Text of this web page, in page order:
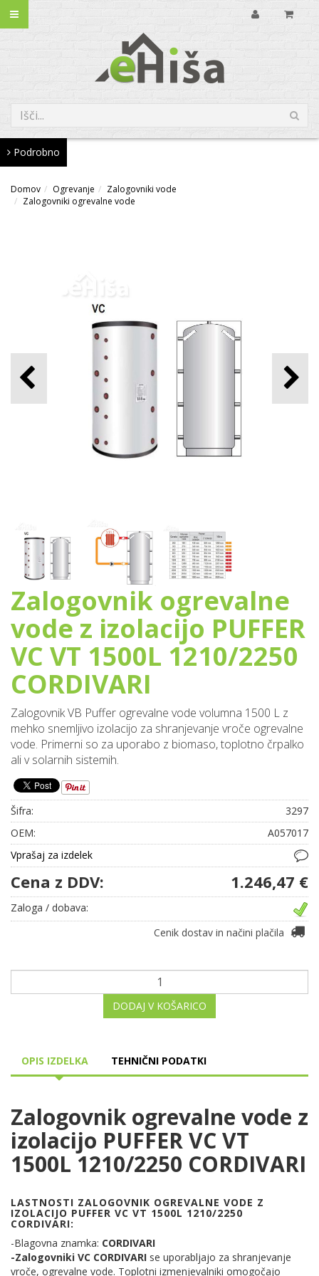
Podrobno
Domov Ogrevanje
Zalogovniki vode
Zalogovniki ogrevalne vode
Zalogovnik ogrevalne
vode z izolacijo PUFFER
VC VT 1500L 1210/2250
CORDIVARI
Zalogovnik VB Puffer ogrevalne vode volumna 1500 L z
mehko snemljivo izolacijo za shranjevanje vroče ogrevalne
vode. Primerni so za uporabo z biomaso, toplotno črpalko
ali v solarnih sistemih.
Šifra:
3297
OEM:
A057017
Vprašaj za izdelek
Cena z DDV: 1.246,47 €
Zaloga / dobava:
Cenik dostav in načini plačila
DODAJ V KOŠARICO
OPIS IZDELKA TEHNIČNI PODATKI
Zalogovnik ogrevalne vode z
izolacijo PUFFER VC VT
1500L 1210/2250 CORDIVARI
LASTNOSTI ZALOGOVNIK OGREVALNE VODE Z
IZOLACIJO PUFFER VC VT 1500L 1210/2250
CORDIVARI:
-Blagovna znamka: CORDIVARI
-Zalogovniki VC CORDIVARI se uporabljajo za shranjevanje
vroče, ogrevalne vode. Toplotni izmenjevalniki omogočajo